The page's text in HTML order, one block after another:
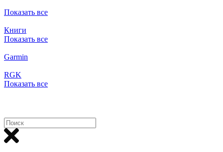
Показать все
Книги
Показать все
Garmin
RGK
Показать все